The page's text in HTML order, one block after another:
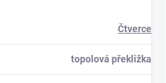
Čtverce
topolová překližka